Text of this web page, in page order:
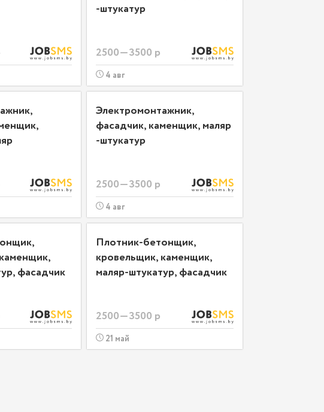
-штукатур
2500—3500 р
4 авг
Электромонтажник,
фасадчик, каменщик, маляр
-штукатур
2500—3500 р
4 авг
фасадчик
Плотник-бетонщик,
кровельщик, каменщик,
маляр-штукатур, фасадчик
2500—3500 р
21 май